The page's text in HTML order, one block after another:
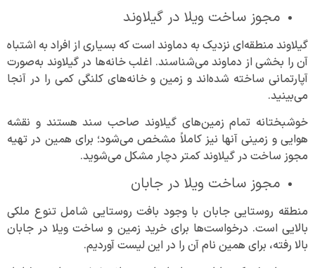
مجوز ساخت ویلا در گیلاوند
گیلاوند منطقه‌ای نزدیک به دماوند است که بسیاری از افراد به اشتباه
آن را بخشی از دماوند می‌شناسند. اغلب خانه‌ها در گیلاوند به‌صورت
آپارتمانی ساخته شده‌اند و زمین و خانه‌های کلنگی کمی را در آنجا
می‌بینید.
خوشبختانه تمام زمین‌های گیلاوند صاحب سند هستند و نقشه
هوایی و زمینی آنها نیز کاملاً مشخص می‌شود؛ برای همین در تهیه
مجوز ساخت در گیلاوند کمتر دچار مشکل می‌شوید.
مجوز ساخت ویلا در جابان
منطقه روستایی جابان با وجود بافت روستایی شامل تنوع ملکی
بالایی است. درخواست‌ها برای خرید زمین و ساخت ویلا در جابان
بالا رفته، برای همین نام آن را در این لیست آوردیم.